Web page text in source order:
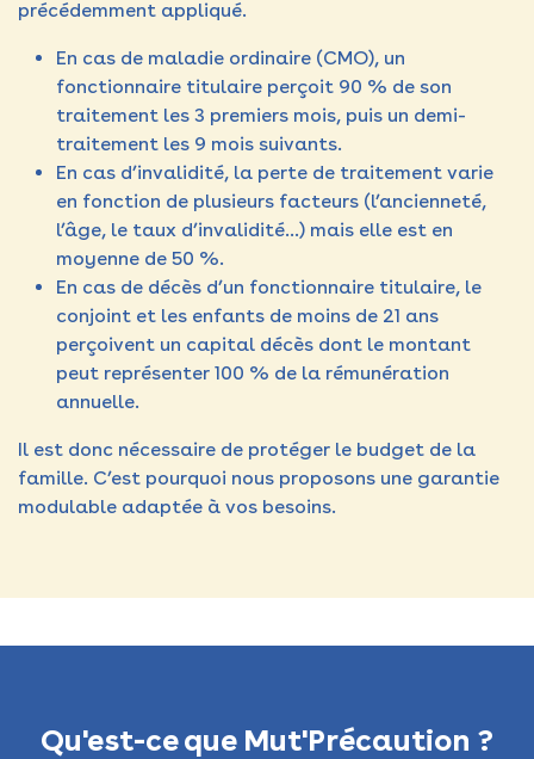
précédemment appliqué.
En cas de maladie ordinaire (CMO), un
fonctionnaire titulaire perçoit 90 % de son
traitement les 3 premiers mois, puis un demi-
traitement les 9 mois suivants.
En cas d’invalidité, la perte de traitement varie
en fonction de plusieurs facteurs (l’ancienneté,
l’âge, le taux d’invalidité…) mais elle est en
moyenne de 50 %.
En cas de décès d’un fonctionnaire titulaire, le
conjoint et les enfants de moins de 21 ans
perçoivent un capital décès dont le montant
peut représenter 100 % de la rémunération
annuelle.
Il est donc nécessaire de protéger le budget de la
famille. C’est pourquoi nous proposons une garantie
modulable adaptée à vos besoins.
Qu'est-ce que Mut'Précaution ?